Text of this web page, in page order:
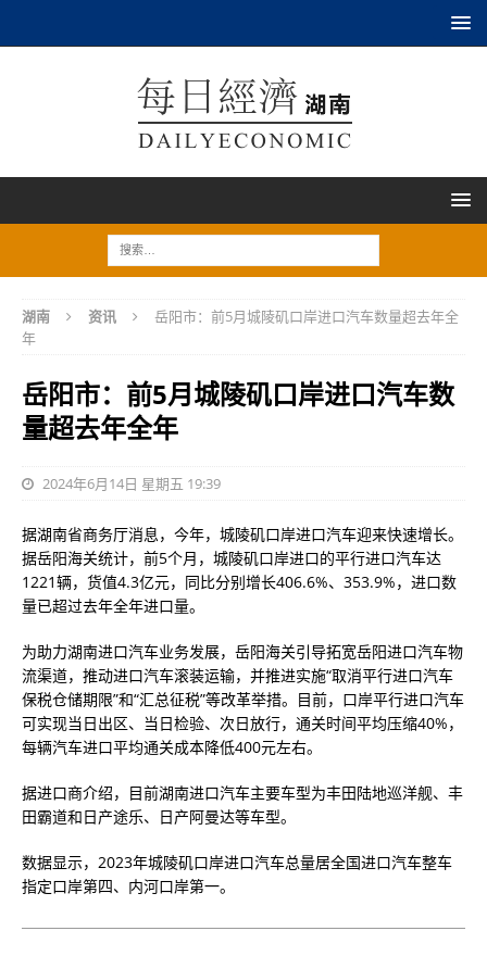
湖南 资讯
岳阳市：前5月城陵矶口岸进口汽车数量超去年全
年
岳阳市：前5月城陵矶口岸进口汽车数
量超去年全年
2024年6月14日 星期五 19:39
据湖南省商务厅消息，今年，城陵矶口岸进口汽车迎来快速增长。
据岳阳海关统计，前5个月，城陵矶口岸进口的平行进口汽车达
1221辆，货值4.3亿元，同比分别增长406.6%、353.9%，进口数
量已超过去年全年进口量。
为助力湖南进口汽车业务发展，岳阳海关引导拓宽岳阳进口汽车物
流渠道，推动进口汽车滚装运输，并推进实施“取消平行进口汽车
保税仓储期限”和“汇总征税”等改革举措。目前，口岸平行进口汽车
可实现当日出区、当日检验、次日放行，通关时间平均压缩40%，
每辆汽车进口平均通关成本降低400元左右。
据进口商介绍，目前湖南进口汽车主要车型为丰田陆地巡洋舰、丰
田霸道和日产途乐、日产阿曼达等车型。
数据显示，2023年城陵矶口岸进口汽车总量居全国进口汽车整车
指定口岸第四、内河口岸第一。